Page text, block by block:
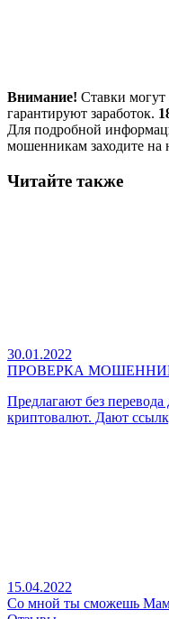
Внимание! Ставки
гарантируют заработок.
Для подробной
мошенникам заходите на
Читайте также
30.01.2022
ПРОВЕРКА
Предлагают без перевода
криптовалют. Дают
15.04.2022
Со мной ты сможешь